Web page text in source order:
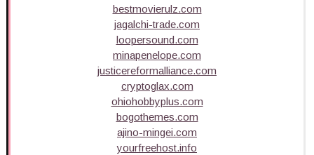
bestmovierulz.com
jagalchi-trade.com
loopersound.com
minapenelope.com
justicereformalliance.com
cryptoglax.com
ohiohobbyplus.com
bogothemes.com
ajino-mingei.com
yourfreehost.info